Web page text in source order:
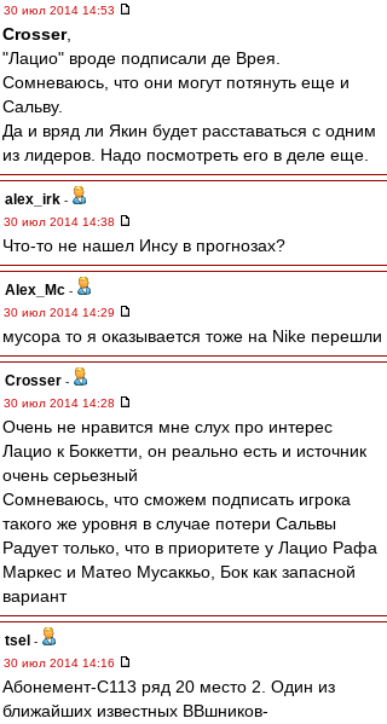
30 июл 2014 14:53
Crosser,
"Лацио" вроде подписали де Врея.
Сомневаюсь, что они могут потянуть еще и
Сальву.
Да и вряд ли Якин будет расставаться с одним
из лидеров. Надо посмотреть его в деле еще.
alex_irk -
30 июл 2014 14:38
Что-то не нашел Инсу в прогнозах?
Alex_Mc -
30 июл 2014 14:29
мусора то я оказывается тоже на Nike перешли
Crosser -
30 июл 2014 14:28
Очень не нравится мне слух про интерес
Лацио к Боккетти, он реально есть и источник
очень серьезный
Сомневаюсь, что сможем подписать игрока
такого же уровня в случае потери Сальвы
Радует только, что в приоритете у Лацио Рафа
Маркес и Матео Мусаккьо, Бок как запасной
вариант
tsel -
30 июл 2014 14:16
Абонемент-С113 ряд 20 место 2. Один из
ближайших известных ВВшников-